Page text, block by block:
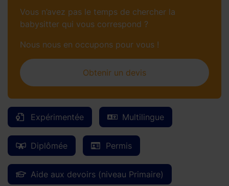
Expérimentée Multilingue
Diplômée Permis
Aide aux devoirs (niveau Primaire)
Vous n’avez pas le temps de chercher la
babysitter qui vous correspond ?
Nous nous en occupons pour vous !
Obtenir un devis